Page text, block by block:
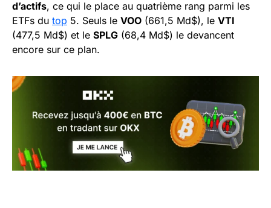
d’actifs, ce qui le place au quatrième rang parmi les
ETFs du top 5. Seuls le VOO (661,5 Md$), le VTI
(477,5 Md$) et le SPLG (68,4 Md$) le devancent
encore sur ce plan.